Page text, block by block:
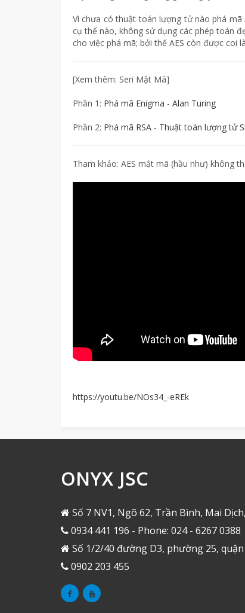
Vì chưa có thuật toán lượng tử nào phá
cụ thể nào, không sử dụng các phép toán
cho việc phá mã; bởi thế AES còn được coi
[Xem thêm: Seri Mật Mã]
Phần 1: Phá mã Enigma - Alan Turing
Phần 2: Phá mã RSA - Thuật toán lượng tử
Tham khảo: AES mật mã (hầu như) không
https://youtu.be/NOs34_-eREk
ONYX JSC
Số 7 NV1, Ngõ 62, Trần Bình, Mai
0934 441 196 - Phone: 024 - 6267 0388
Số 1/2/40 đường D3, phường 25,
0902 203 455